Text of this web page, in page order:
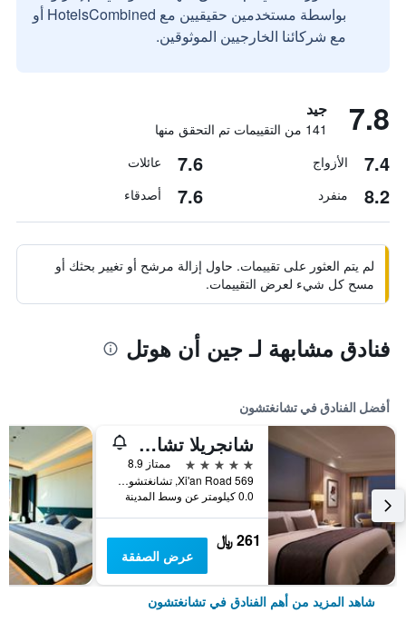
بواسطة مستخدمين حقيقيين مع HotelsCombined أو
مع شركائنا الخارجيين الموثوقين.
7.8 جيد
141 من التقييمات تم التحقق منها
7.4 الأزواج 7.6 عائلات
8.2 منفرد 7.6 أصدقاء
لم يتم العثور على تقييمات. حاول إزالة مرشح أو تغيير بحثك أو
مسح كل شيء لعرض التقييمات.
فنادق مشابهة لـ جين أن هوتل
أفضل الفنادق في تشانغتشون
شانجريلا تشانج تشون
5 نجوم
ممتاز 8.9
569 Xi'an Road, تشانغتشون, الصين
0.0 كيلومتر عن وسط المدينة
261 ﷼
عرض الصفقة
شاهد المزيد من أهم الفنادق في تشانغتشون